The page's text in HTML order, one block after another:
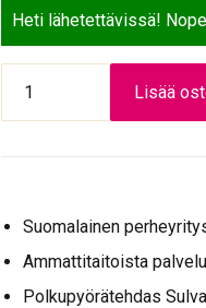
Heti lähetettävissä!
LEVY
160MM
Lisää
Suomalainen
Ammattitaitoista
Polkupyörätehdas